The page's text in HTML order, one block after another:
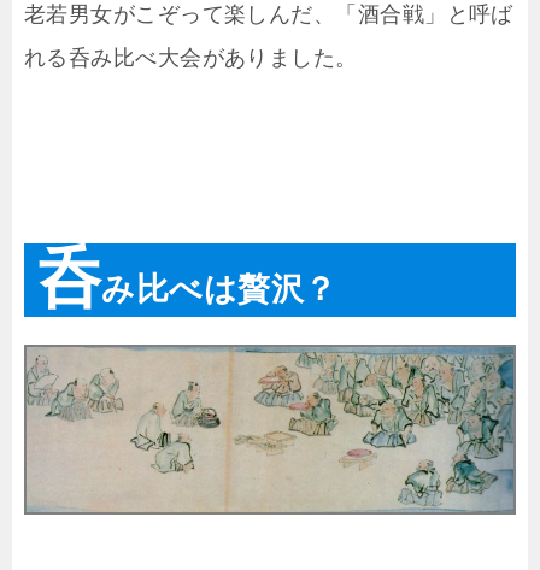
老若男女がこぞって楽しんだ、「酒合戦」と呼ば
れる呑み比べ大会がありました。
呑み比べは贅沢？